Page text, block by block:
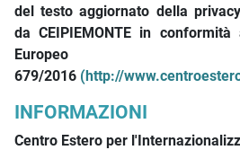
del testo aggiornato della
da CEIPIEMONTE in conformità
Europeo
679/2016 (http://
INFORMAZIONI
Centro Estero per